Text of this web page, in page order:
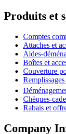
Produits et
Comptes
Attaches et
Aides-
Boîtes et
Couverture
Chèques-
Rabais et
Company